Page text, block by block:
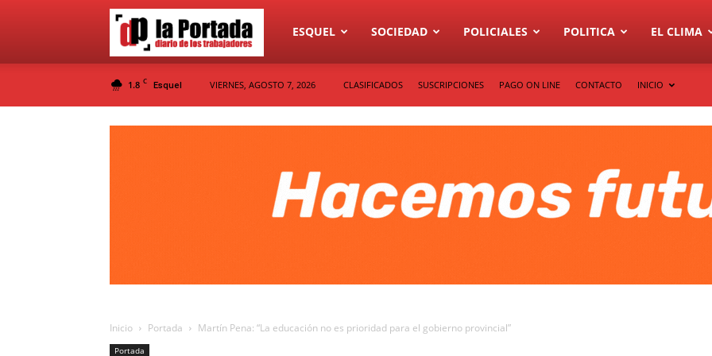
Diario
La
ESQUEL SOCIEDAD POLICIALES POLITICA EL CLIMA
1.8 C Esquel VIERNES, AGOSTO 7, 2026 CLASIFICADOS SUSCRIPCIONES PAGO ON LINE CONTACTO INICIO
Inicio Portada Martín Pena: “La educación no es prioridad para el gobierno provincial”
Portada